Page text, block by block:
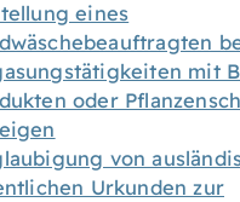
eines
mit
oder
von
Urkunden zur